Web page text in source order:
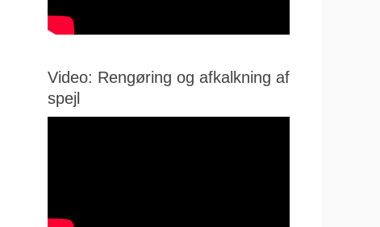
Video: Rengøring og afkalkning af
spejl